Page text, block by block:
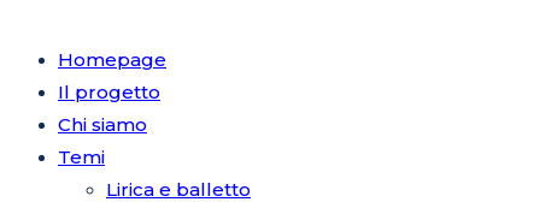
Homepage
Il progetto
Chi siamo
Temi
Lirica e balletto